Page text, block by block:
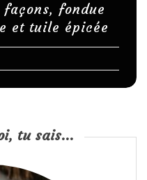
fondue
et tuile épicée
tu sais...